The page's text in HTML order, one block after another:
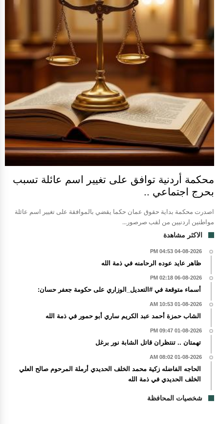
محكمة أردنية توافق على تغيير اسم عائلة تسبب
بحرج اجتماعي ..
اصدرت محكمة بداية حقوق عمان حكما يقضي بالموافقة على تغيير اسم عائلة
مواطنين اردنيين من لقب صرصور...
الاكثر مشاهدة
04-08-2026 04:53 PM
ظاهر عايد عوده الرحامنه في ذمة الله
06-08-2026 02:18 PM
أسماء متوقعة في #التعديل_الوزاري على حكومة جعفر حسان:
01-08-2026 10:53 AM
الشاب حمزة أحمد عبد الكريم ساري أبو حمور في ذمة الله
01-08-2026 09:47 PM
تهمتان .. تنتظران قاتل الشابة نور برغل
01-08-2026 08:02 AM
الحاجه الفاضله زكية محمد الخلف الحديدي أرملة المرحوم صالح العلي
الخلف الحديدي في ذمة الله
شخصيات المحافظة